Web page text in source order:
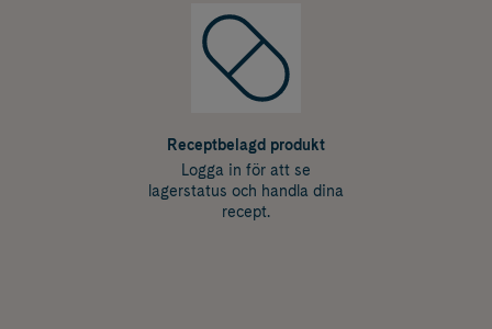
Receptbelagd produkt
Logga in för att se
lagerstatus och handla dina
recept.